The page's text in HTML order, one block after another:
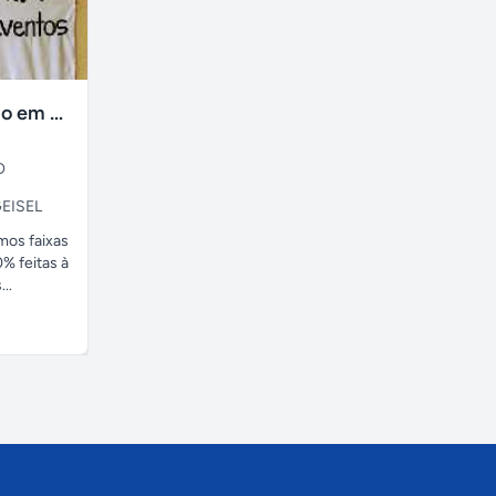
faixas no tecido em ate 24H
faixas
feitas à